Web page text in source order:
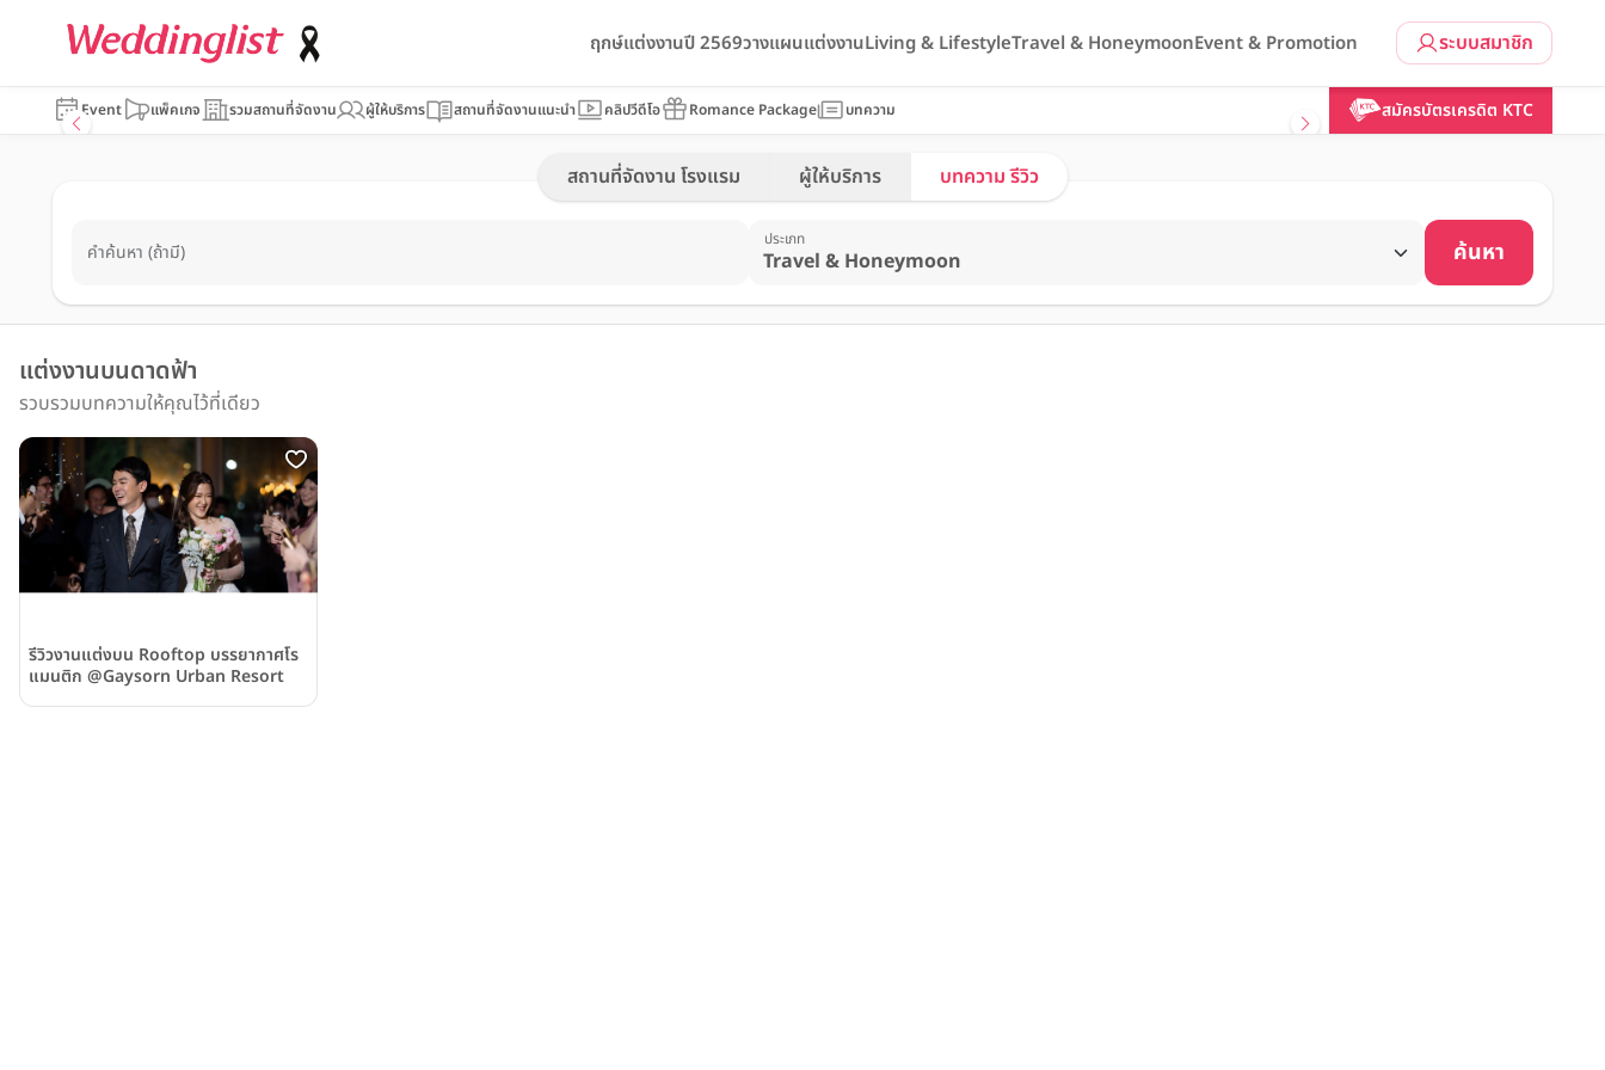
ระบบสมาชิก
ฤกษ์แต่งงานปี 2569วางแผนแต่งงานLiving & LifestyleTravel & HoneymoonEvent & Promotion
Event แพ็คเกจ รวมสถานที่จัดงาน ผู้ให้บริการ สถานที่จัดงานแนะนำ คลิปวีดีโอ Romance Package บทความ สมัครบัตรเครดิต KTC
สถานที่จัดงาน โรงแรม ผู้ให้บริการ บทความ รีวิว
คำค้นหา (ถ้ามี)
ประเภท ค้นหา
แต่งงานบนดาดฟ้า
รวบรวมบทความให้คุณไว้ที่เดียว
รีวิวงานแต่งบน Rooftop บรรยากาศโร
แมนติก @Gaysorn Urban Resort